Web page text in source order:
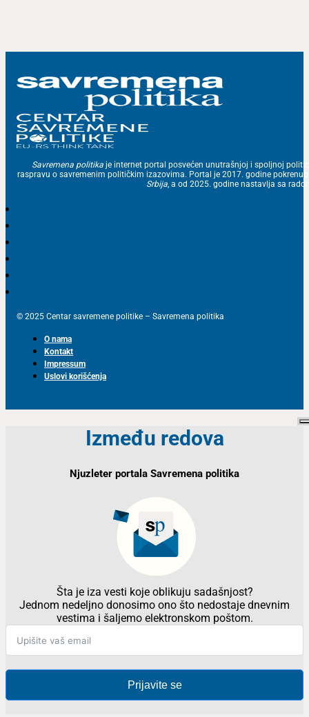
Savremena politika je internet portal posvećen unutrašnjoj i spoljnoj
raspravu o savremenim političkim izazovima. Portal je 2017. godine
Srbija , a od 2025. godine nastavlja sa
© 2025 Centar savremene politike – Savremena politika
O nama
Kontakt
Impressum
Uslovi korišćenja
Između redova
Njuzleter portala Savremena politika
Šta je iza vesti koje oblikuju sadašnjost?
Jednom nedeljno donosimo ono što nedostaje dnevnim
vestima i šaljemo elektronskom poštom.
Prijavite se